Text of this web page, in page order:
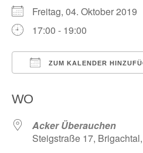
Freitag, 04. Oktober 2019
17:00 - 19:00
ZUM KALENDER
WO
Acker Überauchen
Steigstraße 17,